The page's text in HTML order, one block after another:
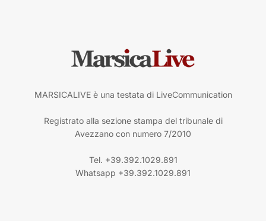
MARSICALIVE è una testata di LiveCommunication
Registrato alla sezione stampa del tribunale di
Avezzano con numero 7/2010
Tel. +39.392.1029.891
Whatsapp +39.392.1029.891